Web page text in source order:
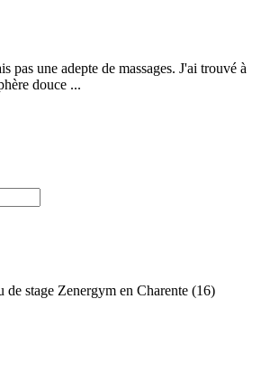
pas une adepte de massages. J'ai trouvé à
douce ...
de stage Zenergym en Charente (16)